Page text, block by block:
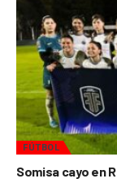
FÚTBOL
Somisa cayo en